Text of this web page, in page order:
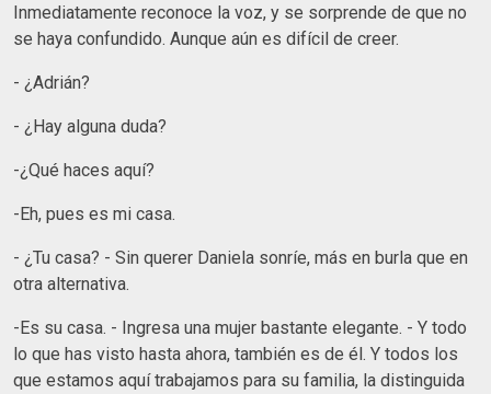
Inmediatamente reconoce la voz, y se sorprende de que no
se haya confundido. Aunque aún es difícil de creer.
- ¿Adrián?
- ¿Hay alguna duda?
-¿Qué haces aquí?
-Eh, pues es mi casa.
- ¿Tu casa? - Sin querer Daniela sonríe, más en burla que en
otra alternativa.
-Es su casa. - Ingresa una mujer bastante elegante. - Y todo
lo que has visto hasta ahora, también es de él. Y todos los
que estamos aquí trabajamos para su familia, la distinguida